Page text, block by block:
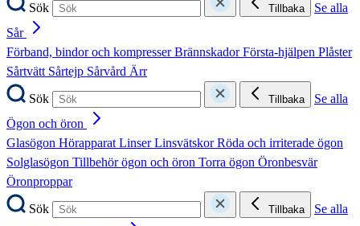
Sök
Tillbaka
Se alla
Sår
Förband, bindor och kompresserBrännskadorFörsta-hjälpen Plåster
Sårtvätt Sårtejp Sårvård Ärr
Sök
Tillbaka
Se alla
Ögon och öron
Glasögon HörapparatLinserLinsvätskorRöda och irriterade ögon
Solglasögon Tillbehör ögon och öron Torra ögon Öronbesvär
Öronproppar
Sök
Tillbaka
Se alla